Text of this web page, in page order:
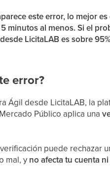
este error, lo mejor
minutos al menos. Si el
LicitaLAB es sobre
error?
Ágil desde LicitaLAB, la
Público aplica una
puede rechazar
mal, y no afecta tu cuenta